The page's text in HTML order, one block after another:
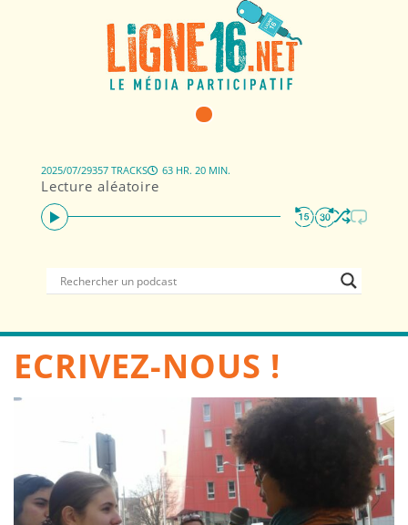
Lecture aléatoire
2025/07/29357 TRACKS 63 HR. 20 MIN.
ECRIVEZ-NOUS !